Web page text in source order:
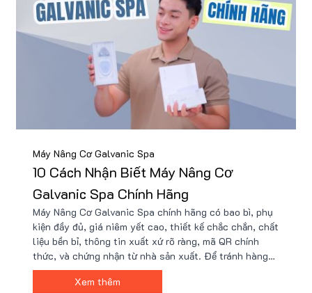
Máy Nâng Cơ Galvanic Spa
10 Cách Nhận Biết Máy Nâng Cơ
Galvanic Spa Chính Hãng
Máy Nâng Cơ Galvanic Spa chính hãng có bao bì, phụ
kiện đầy đủ, giá niêm yết cao, thiết kế chắc chắn, chất
liệu bền bỉ, thông tin xuất xứ rõ ràng, mã QR chính
thức, và chứng nhận từ nhà sản xuất. Để tránh hàng
giả gây hại da, nên mua tại đại lý uy tín như Nu88 với
các ưu đãi đặc biệt và đảm bảo an toàn.
Xem thêm